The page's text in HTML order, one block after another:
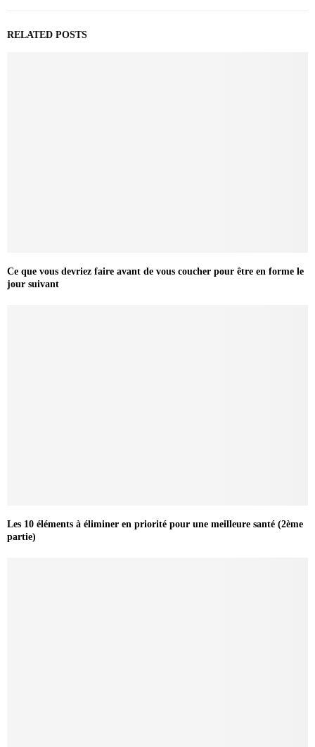
RELATED POSTS
Ce que vous devriez faire avant de vous coucher pour être en forme le
jour suivant
Les 10 éléments à éliminer en priorité pour une meilleure santé (2ème
partie)